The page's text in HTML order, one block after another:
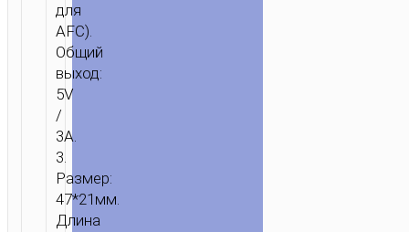
для
AFC).
Общий
выход:
5V
/
3A.
3.
Размер:
47*21мм.
Длина